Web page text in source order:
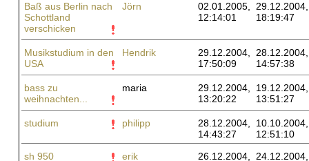
Baß aus Berlin nach
Schottland
verschicken
Jörn
02.01.2005,
12:14:01
29.12.2004,
18:19:47
Musikstudium in den
USA
Hendrik
29.12.2004,
17:50:09
28.12.2004,
14:57:38
bass zu
weihnachten...
maria
29.12.2004,
13:20:22
19.12.2004,
13:51:27
studium philipp
28.12.2004,
14:43:27
10.10.2004,
12:51:10
sh 950
erik
26.12.2004,
24.12.2004,